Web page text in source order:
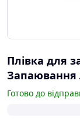
Плівка для
Запаювання
Готово до